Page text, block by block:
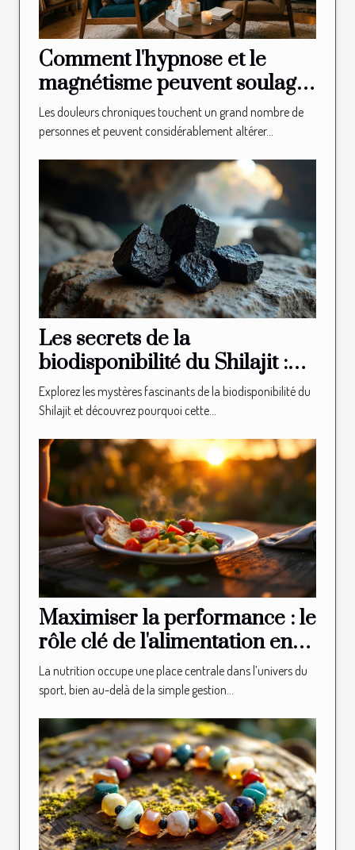
Comment l'hypnose et le
magnétisme peuvent soulager
les douleurs chroniques ?
Les douleurs chroniques touchent un grand nombre de
personnes et peuvent considérablement altérer...
Les secrets de la
biodisponibilité du Shilajit :
Pourquoi est-il si efficace ?
Explorez les mystères fascinants de la biodisponibilité du
Shilajit et découvrez pourquoi cette...
Maximiser la performance : le
rôle clé de l'alimentation en
sport
La nutrition occupe une place centrale dans l’univers du
sport, bien au-delà de la simple gestion...